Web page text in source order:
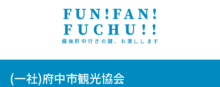
FUN!FAN!
FUCHU!!
備後府中行きの鍵、お渡しします
(一社)府中市観光協会